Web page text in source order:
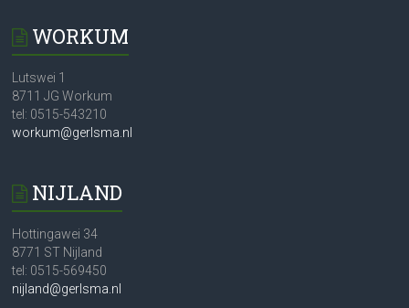
WORKUM
Lutswei 1
8711 JG Workum
tel: 0515-543210
workum@gerlsma.nl
NIJLAND
Hottingawei 34
8771 ST Nijland
tel: 0515-569450
nijland@gerlsma.nl